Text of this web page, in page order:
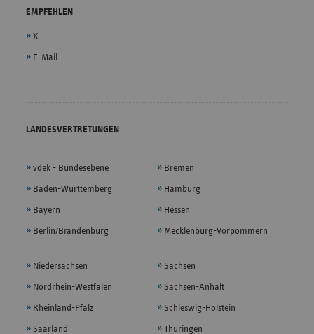
EMPFEHLEN
X
E-Mail
LANDESVERTRETUNGEN
vdek - Bundesebene
Baden-Württemberg
Bayern
Berlin/Brandenburg
Bremen
Hamburg
Hessen
Mecklenburg-Vorpommern
Niedersachsen
Nordrhein-Westfalen
Rheinland-Pfalz
Saarland
Sachsen
Sachsen-Anhalt
Schleswig-Holstein
Thüringen